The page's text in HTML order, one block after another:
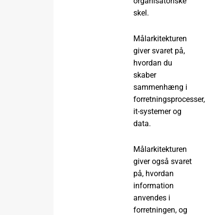
skel.
Målarkitekturen
giver svaret på,
hvordan du
skaber
sammenhæng i
forretningsprocesser,
it-systemer og
data.
Målarkitekturen
giver også svaret
på, hvordan
information
anvendes i
forretningen, og